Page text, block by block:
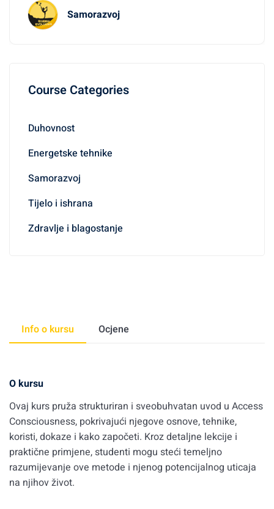
Info o kursu Ocjene
O kursu
Ovaj kurs pruža strukturiran i sveobuhvatan uvod u Access
Consciousness, pokrivajući njegove osnove, tehnike,
koristi, dokaze i kako započeti. Kroz detaljne lekcije i
praktične primjene, studenti mogu steći temeljno
razumijevanje ove metode i njenog potencijalnog uticaja
na njihov život.
Samorazvoj
Course Categories
Duhovnost
Energetske tehnike
Samorazvoj
Tijelo i ishrana
Zdravlje i blagostanje